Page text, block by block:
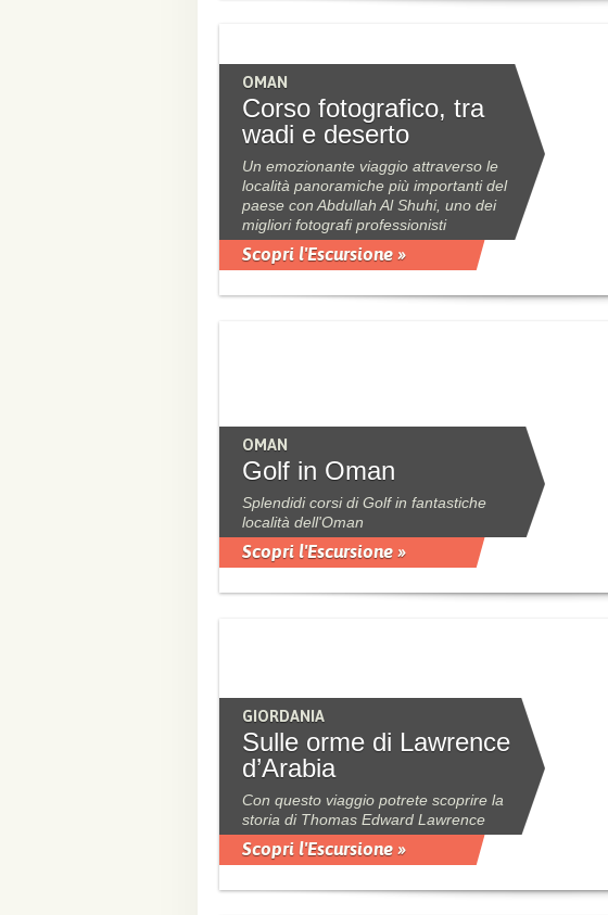
OMAN
Corso fotografico, tra
wadi e deserto
Un emozionante viaggio attraverso le
località panoramiche più importanti del
paese con Abdullah Al Shuhi, uno dei
migliori fotografi professionisti
Scopri l'Escursione »
OMAN
Golf in Oman
Splendidi corsi di Golf in fantastiche
località dell'Oman
Scopri l'Escursione »
GIORDANIA
Sulle orme di Lawrence
d’Arabia
Con questo viaggio potrete scoprire la
storia di Thomas Edward Lawrence
Scopri l'Escursione »